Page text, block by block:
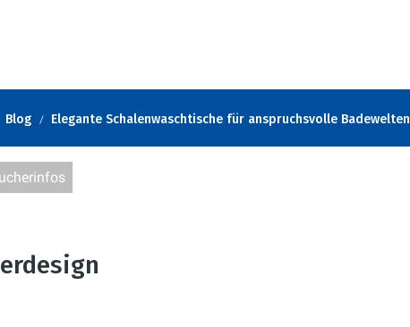
Blog Elegante Schalenwaschtische für anspruchsvolle Badewelten